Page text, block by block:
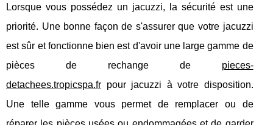
Lorsque vous possédez un jacuzzi, la sécurité est une
priorité. Une bonne façon de s'assurer que votre jacuzzi
est sûr et fonctionne bien est d'avoir une large gamme de
pièces de rechange de pieces-
detachees.tropicspa.fr pour jacuzzi à votre disposition.
Une telle gamme vous permet de remplacer ou de